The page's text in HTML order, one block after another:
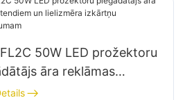
50W LED prožektoru
āra reklāmas
un lielizmēra izkārtņu